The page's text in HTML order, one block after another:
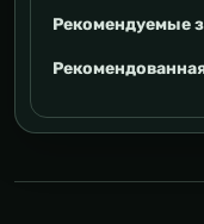
Рекомендуемые